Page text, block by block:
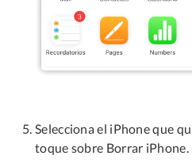
Selecciona el iPhone que
toque sobre Borrar iPhone.